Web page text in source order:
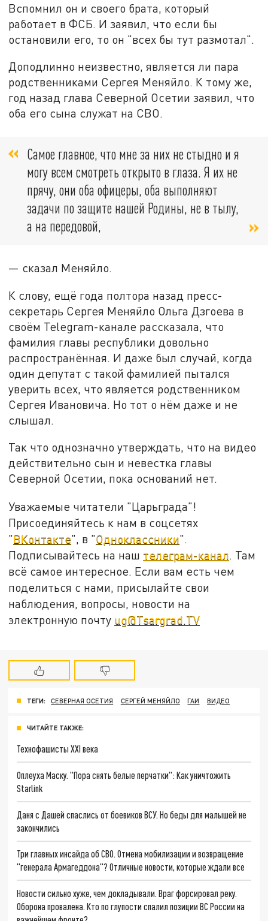
Вспомнил он и своего брата, который
работает в ФСБ. И заявил, что если бы
остановили его, то он "всех бы тут размотал".
Доподлинно неизвестно, является ли пара
родственниками Сергея Меняйло. К тому же,
год назад глава Северной Осетии заявил, что
оба его сына служат на СВО.
Самое главное, что мне за них не стыдно и я
могу всем смотреть открыто в глаза. Я их не
прячу, они оба офицеры, оба выполняют
задачи по защите нашей Родины, не в тылу,
а на передовой,
— сказал Меняйло.
К слову, ещё года полтора назад пресс-
секретарь Сергея Меняйло Ольга Дзгоева в
своём Telegram-канале рассказала, что
фамилия главы республики довольно
распространённая. И даже был случай, когда
один депутат с такой фамилией пытался
уверить всех, что является родственником
Сергея Ивановича. Но тот о нём даже и не
слышал.
Так что однозначно утверждать, что на видео
действительно сын и невестка главы
Северной Осетии, пока оснований нет.
Уважаемые читатели "Царьграда"!
Присоединяйтесь к нам в соцсетях
"ВКонтакте", в "Одноклассники".
Подписывайтесь на наш телеграм-канал. Там
всё самое интересное. Если вам есть чем
поделиться с нами, присылайте свои
наблюдения, вопросы, новости на
электронную почту ug@Tsargrad.TV
ТЕГИ: СЕВЕРНАЯ ОСЕТИЯ СЕРГЕЙ МЕНЯЙЛО ГАИ ВИДЕО
ЧИТАЙТЕ ТАКЖЕ:
Технофашисты XXI века
Оплеуха Маску. "Пора снять белые перчатки": Как уничтожить
Starlink
Даня с Дашей спаслись от боевиков ВСУ. Но беды для малышей не
закончились
Три главных инсайда об СВО. Отмена мобилизации и возвращение
"генерала Армагеддона"? Отличные новости, которые ждали все
Новости сильно хуже, чем докладывали. Враг форсировал реку.
Оборона провалена. Кто по глупости спалил позиции ВС России на